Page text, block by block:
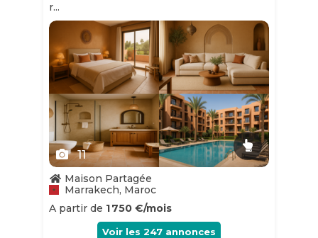
r...
Slide 1 of 11
11
Maison Partagée
Marrakech, Maroc
A partir de 1 750 €/mois
Voir les 247 annonces